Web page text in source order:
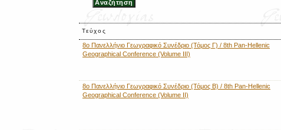
Τεύχος
8ο Πανελλήνιο Γεωγραφικό Συνέδριο (Τόμος Γ) / 8th Pan-Hellenic
Geographical Conference (Volume III)
8ο Πανελλήνιο Γεωγραφικό Συνέδριο (Τόμος Β) / 8th Pan-Hellenic
Geographical Conference (Volume II)